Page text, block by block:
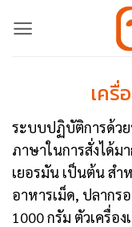
เครื่
ระบบปฏิบัติการด้ว
ภาษาในการสั่งได้ม
เยอรมัน เป็นต้น ส
อาหารเม็ด, ปลากร
1000 กรัม ตัวเครื่อ